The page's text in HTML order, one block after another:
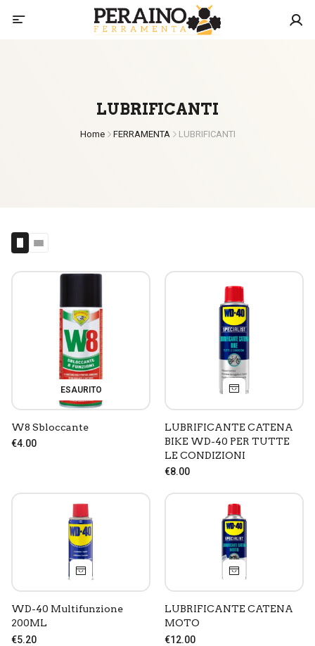
LUBRIFICANTI
Home FERRAMENTA LUBRIFICANTI
ESAURITO
W8 Sbloccante
€4.00
LUBRIFICANTE CATENA
BIKE WD-40 PER TUTTE
LE CONDIZIONI
€8.00
WD-40 Multifunzione
200ML
€5.20
LUBRIFICANTE CATENA
MOTO
€12.00